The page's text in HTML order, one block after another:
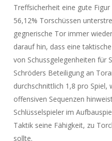
Treffsicherheit eine gute
56,12% Torschüssen
gegnerische Tor immer
darauf hin, dass eine
von Schussgelegenheiten für
Schröders Beteiligung an
durchschnittlich 1,8 pro Spiel,
offensiven Sequenzen
Schlüsselspieler im
Taktik seine Fähigkeit, zu
sollte.